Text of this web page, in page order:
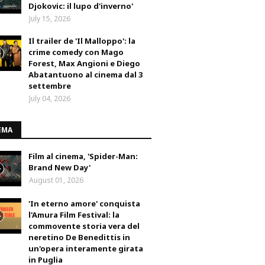
Djokovic: il lupo d'inverno'
July 15, 2026
Il trailer de 'Il Malloppo': la
crime comedy con Mago
Forest, Max Angioni e Diego
Abatantuono al cinema dal 3
settembre
July 04, 2026
Film al cinema, 'Spider-Man:
Brand New Day'
August 01, 2026
'In eterno amore' conquista
l'Amura Film Festival: la
commovente storia vera del
neretino De Benedittis in
un'opera interamente girata
in Puglia